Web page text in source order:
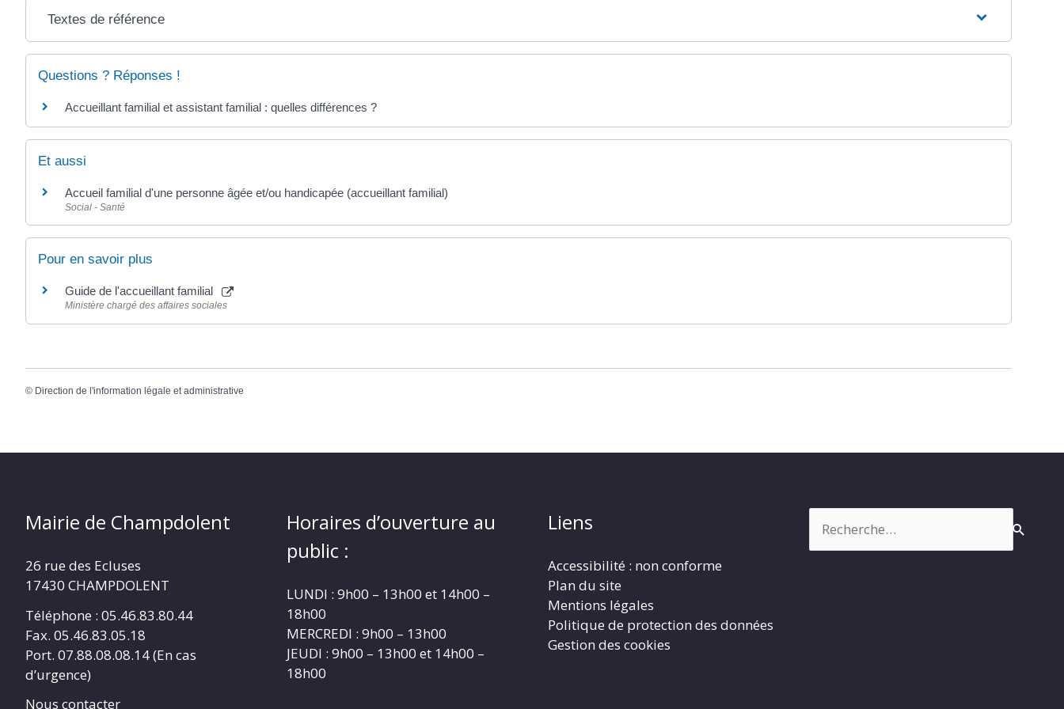
Textes de référence
Questions ? Réponses !
Accueillant familial et assistant familial : quelles différences ?
Et aussi
Accueil familial d'une personne âgée et/ou handicapée (accueillant familial)
Social - Santé
Pour en savoir plus
Guide de l'accueillant familial
Ministère chargé des affaires sociales
© Direction de l'information légale et administrative
Mairie de Champdolent
26 rue des Ecluses
17430 CHAMPDOLENT
Téléphone : 05.46.83.80.44
Fax. 05.46.83.05.18
Port. 07.88.08.08.14 (En cas
d’urgence)
Nous contacter
Horaires d’ouverture au
public :
LUNDI : 9h00 – 13h00 et 14h00 –
18h00
MERCREDI : 9h00 – 13h00
JEUDI : 9h00 – 13h00 et 14h00 –
18h00
Liens
Accessibilité : non conforme
Plan du site
Mentions légales
Politique de protection des données
Gestion des cookies